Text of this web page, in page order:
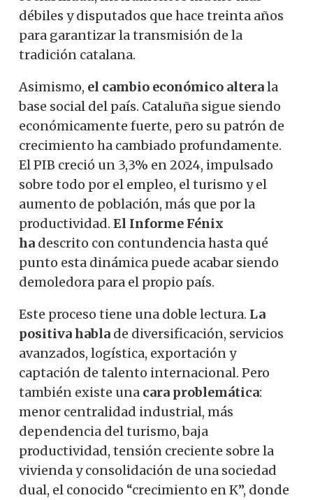
débiles y disputados que hace treinta años
para garantizar la transmisión de la
tradición catalana.
Asimismo, el cambio económico alterala
base social del país. Cataluña sigue siendo
económicamente fuerte, pero su patrón de
crecimiento ha cambiado profundamente.
El PIB creció un 3,3% en 2024, impulsado
sobre todo por el empleo, el turismo y el
aumento de población, más que por la
productividad. El Informe Fénix
ha descrito con contundencia hasta qué
punto esta dinámica puede acabar siendo
demoledora para el propio país.
Este proceso tiene una doble lectura. La
positiva habla de diversificación, servicios
avanzados, logística, exportación y
captación de talento internacional. Pero
también existe una cara problemática:
menor centralidad industrial, más
dependencia del turismo, baja
productividad, tensión creciente sobre la
vivienda y consolidación de una sociedad
dual, el conocido “crecimiento en K”, donde